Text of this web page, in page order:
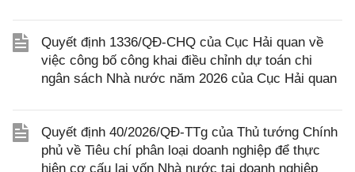
Quyết định 1336/QĐ-CHQ của Cục Hải quan về
việc công bố công khai điều chỉnh dự toán chi
ngân sách Nhà nước năm 2026 của Cục Hải quan
Quyết định 40/2026/QĐ-TTg của Thủ tướng Chính
phủ về Tiêu chí phân loại doanh nghiệp để thực
hiện cơ cấu lại vốn Nhà nước tại doanh nghiệp